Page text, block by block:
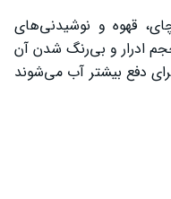
قهوه و نوشیدنی‌های
ادرار و بی‌رنگ شدن آن
دفع بیشتر آب می‌شوند